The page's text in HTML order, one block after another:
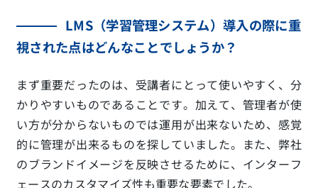
LMS（学習管理システム）導入の際に重
視された点はどんなことでしょうか？
まず重要だったのは、受講者にとって使いやすく、分
かりやすいものであることです。加えて、管理者が使
い方が分からないものでは運用が出来ないため、感覚
的に管理が出来るものを探していました。また、弊社
のブランドイメージを反映させるために、インターフ
ェースのカスタマイズ性も重要な要素でした。